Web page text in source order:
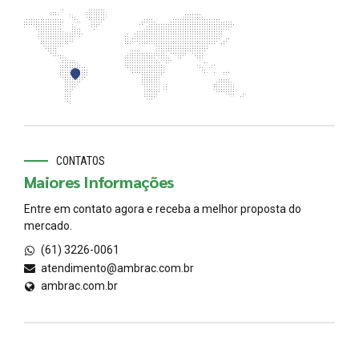
CONTATOS
Maiores Informações
Entre em contato agora e receba a melhor proposta do
mercado.
(61) 3226-0061
atendimento@ambrac.com.br
ambrac.com.br